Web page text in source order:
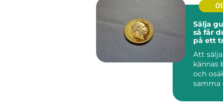
Sälja
så får
på ett
Att
kännas
och
samma
ärvda